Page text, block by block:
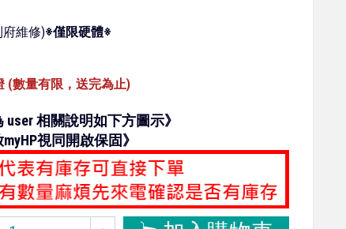
維修)※僅限硬體※
(數量有限，送完為止)
user 相關說明如下方圖示》
視同開啟保固》